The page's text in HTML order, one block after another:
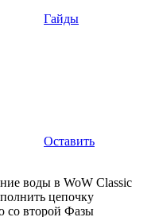
Гайды
Оставить
воды в WoW Classic
цепочку
со второй Фазы